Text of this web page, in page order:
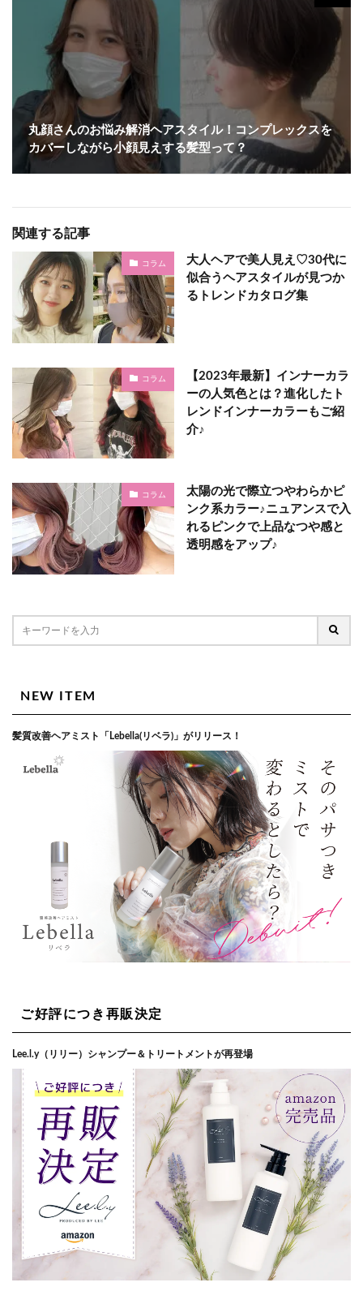
丸顔さんのお悩み解消ヘアスタイル！コンプレックスを
カバーしながら小顔見えする髪型って？
関連する記事
コラム
大人ヘアで美人見え♡30代に
似合うヘアスタイルが見つか
るトレンドカタログ集
コラム
【2023年最新】インナーカラ
ーの人気色とは？進化したト
レンドインナーカラーもご紹
介♪
コラム
太陽の光で際立つやわらかピ
ンク系カラー♪ニュアンスで入
れるピンクで上品なつや感と
透明感をアップ♪
NEW ITEM
髪質改善ヘアミスト「Lebella(リベラ)」がリリース！
ご好評につき再販決定
Lee.l.y（リリー）シャンプー＆トリートメントが再登場